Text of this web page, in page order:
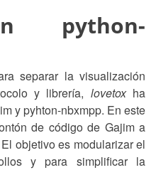
python-
separar la visualización
y librería, lovetoxha
y pyhton-nbxmpp. En este
de código de Gajim a
objetivo es modularizar el
y para simplificar la